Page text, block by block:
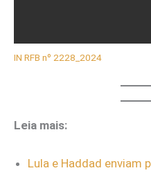
IN RFB nº 2228_2024
Leia mais:
Lula e Haddad enviam